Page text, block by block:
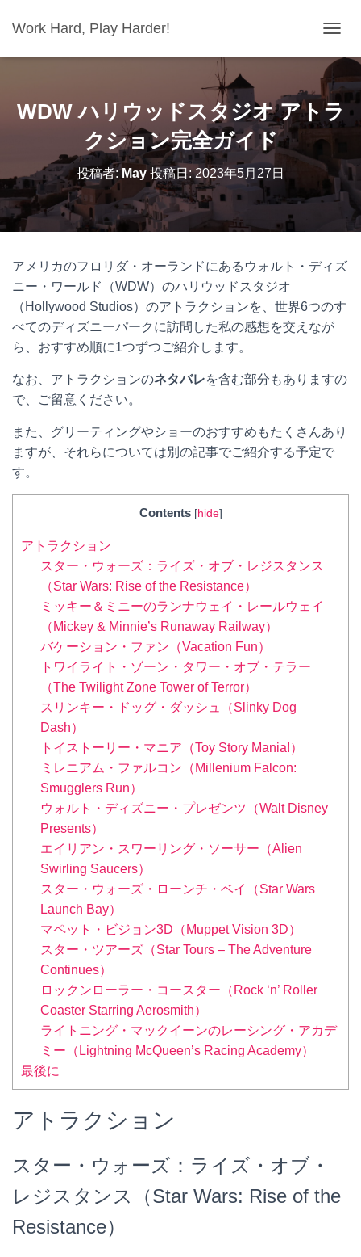
Work Hard, Play Harder!
ビ
シ
ョ
り
替
WDW ハリウッドスタジオ アトラ
クション完全ガイド
投稿者:May 投稿日:2023年5月27日
アメリカのフロリダ・オーランドにあるウォルト・ディズ
ニー・ワールド（WDW）のハリウッドスタジオ
（Hollywood Studios）のアトラクションを、世界6つのす
べてのディズニーパークに訪問した私の感想を交えなが
ら、おすすめ順に1つずつご紹介します。
なお、アトラクションのネタバレを含む部分もありますの
で、ご留意ください。
また、グリーティングやショーのおすすめもたくさんあり
ますが、それらについては別の記事でご紹介する予定で
す。
Contents [hide]
アトラクション
スター・ウォーズ：ライズ・オブ・レジスタンス
（Star Wars: Rise of the Resistance）
ミッキー＆ミニーのランナウェイ・レールウェイ
（Mickey & Minnie’s Runaway Railway）
バケーション・ファン（Vacation Fun）
トワイライト・ゾーン・タワー・オブ・テラー
（The Twilight Zone Tower of Terror）
スリンキー・ドッグ・ダッシュ（Slinky Dog
Dash）
トイストーリー・マニア（Toy Story Mania!）
ミレニアム・ファルコン（Millenium Falcon:
Smugglers Run）
ウォルト・ディズニー・プレゼンツ（Walt Disney
Presents）
エイリアン・スワーリング・ソーサー（Alien
Swirling Saucers）
スター・ウォーズ・ローンチ・ベイ（Star Wars
Launch Bay）
マペット・ビジョン3D（Muppet Vision 3D）
スター・ツアーズ（Star Tours – The Adventure
Continues）
ロックンローラー・コースター（Rock ‘n’ Roller
Coaster Starring Aerosmith）
ライトニング・マックイーンのレーシング・アカデ
ミー（Lightning McQueen’s Racing Academy）
最後に
アトラクション
スター・ウォーズ：ライズ・オブ・
レジスタンス（Star Wars: Rise of the
Resistance）